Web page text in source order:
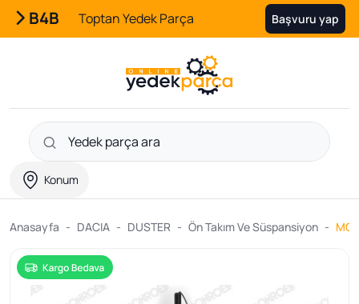
B4B Toptan Yedek Parça Başvuru yap
Konum
Anasayfa DACIA DUSTER Ön Takım Ve Süspansiyon